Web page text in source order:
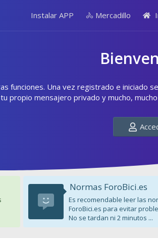
Instalar APP 🚴 Mercadillo
funciones. Una vez registrado e
propio mensajero privado y mucho,
Normas ForoBici.es
Es recomendable leer las
ForoBici.es para evitar
No se tardan ni 2 minutos ...